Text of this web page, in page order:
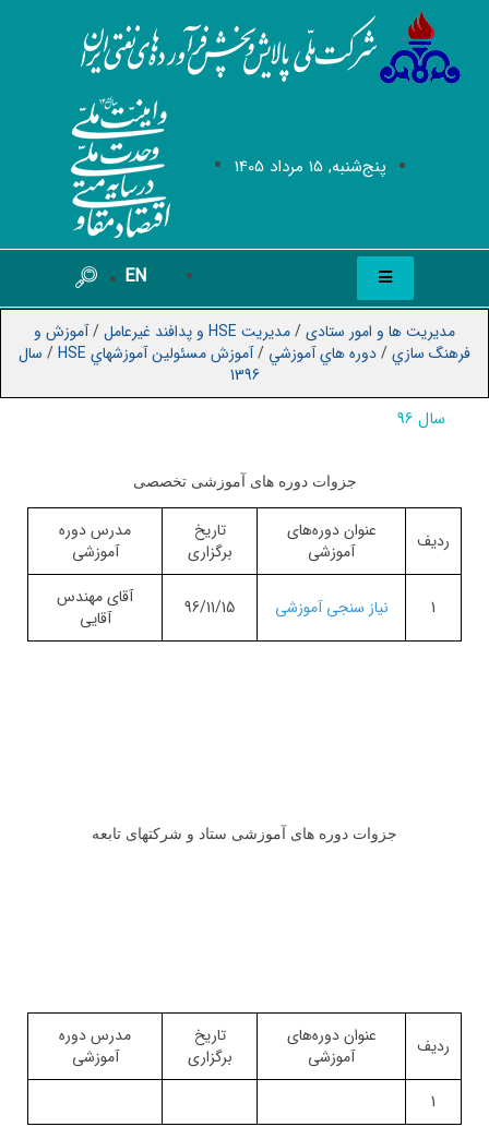
پنج‌شنبه, 15 مرداد 1405
EN
مدیریت ها و امور ستادی/مدیریت HSE و پدافند غیرعامل /آموزش و
فرهنگ سازي/دوره هاي آموزشي /آموزش مسئولين آموزشهاي HSE / سال
1396
سال 96
جزوات دوره های آموزشی تخصصی
ردیف
عنوان دوره‌های
آموزشی
تاریخ
برگزاری
مدرس دوره
آموزشی
1 نیاز سنجی آموزشی 96/11/15
آقای مهندس
آقایی
جزوات دوره های آموزشی ستاد و شرکتهای تابعه
ردیف
عنوان دوره‌های
آموزشی
تاریخ
برگزاری
مدرس دوره
آموزشی
1